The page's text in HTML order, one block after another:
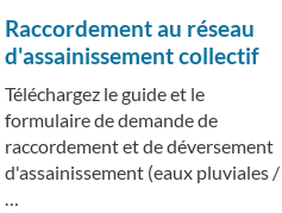
Raccordement au réseau
d'assainissement collectif
Téléchargez le guide et le
formulaire de demande de
raccordement et de déversement
d'assainissement (eaux pluviales /
…